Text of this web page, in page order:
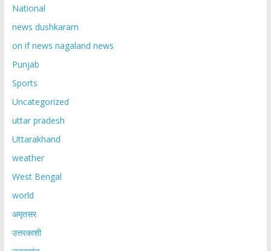
National
news dushkaram
on if news nagaland news
Punjab
Sports
Uncategorized
uttar pradesh
Uttarakhand
weather
West Bengal
world
अमृतसर
उत्तरकाशी